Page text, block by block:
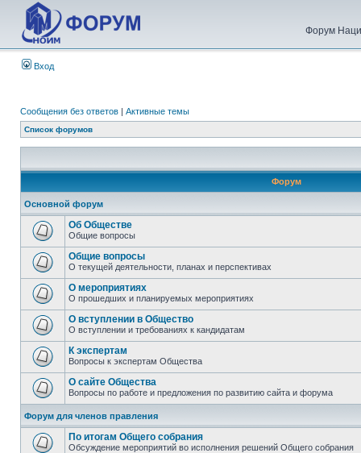
Форум
Вход
Сообщения без ответов | Активные темы
Список форумов
Форум
Основной форум
Об Обществе
Общие вопросы
Общие вопросы
О текущей деятельности, планах и перспективах
О мероприятиях
О прошедших и планируемых мероприятиях
О вступлении в Общество
О вступлении и требованиях к кандидатам
К экспертам
Вопросы к экспертам Общества
О сайте Общества
Вопросы по работе и предложения по развитию сайта и форума
Форум для членов правления
По итогам Общего собрания
Обсуждение мероприятий во исполнения решений Общего собрания